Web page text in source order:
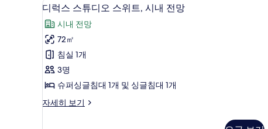
에
사
용
가
능
한
필
럭
스
스
튜
디
스
14
디럭스 스튜디오 스위트, 시내 전망
시내 전망
72㎡
침실 1개
3명
슈퍼싱글침대 1개 및 싱글침대 1개
자세히 보기
디